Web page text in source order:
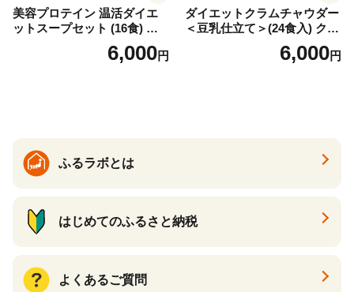
美容プロテイン 温活ダイエ
ットスープセット (16食) 小
分け スープ 食べ比べ セット
詰合せ クラムチャウダー チ
6,000円
ダイエットクラムチャウダー
＜豆乳仕立て＞(24食入) クラ
ムチャウダー 豆乳 ダイエッ
ト スープ プロテイン たんぱ
6,000円
ふるラボとは
はじめてのふるさと納税
よくあるご質問